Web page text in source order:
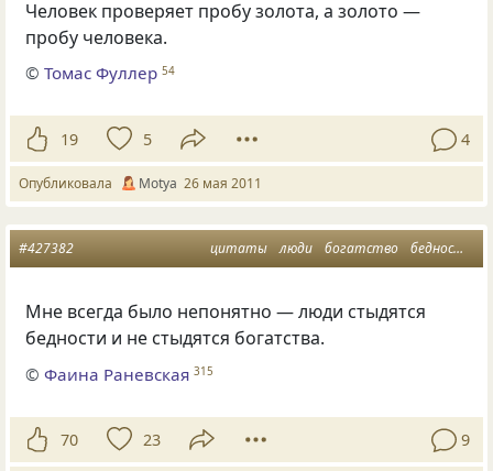
Человек проверяет пробу золота, а золото —
пробу человека.
©Томас Фуллер 54
19 5 4
Опубликовала Motya 26 мая 2011
цитаты люди богатство бедность
#427382
Мне всегда было непонятно — люди стыдятся
бедности и не стыдятся богатства.
©Фаина Раневская 315
70 23 9